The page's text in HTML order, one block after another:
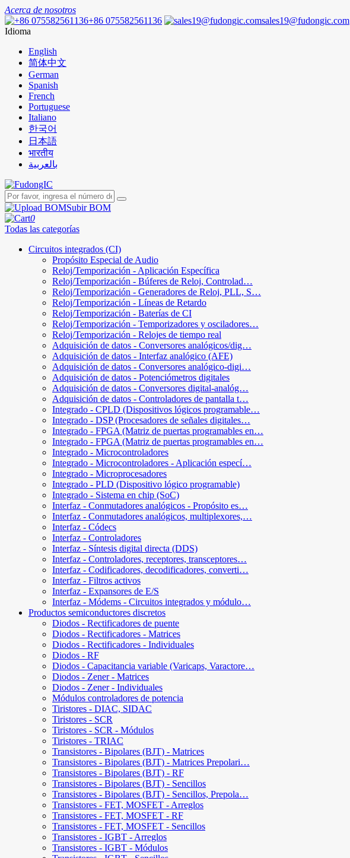
Acerca de nosotros
+86 075582561136
sales19@fudongic.com
Idioma
English
简体中文
German
Spanish
French
Portuguese
Italiano
한국어
日本語
भारतीय
بالعربية
Subir BOM
0
Todas las categorías
Circuitos integrados (CI)
Propósito Especial de Audio
Reloj/Temporización - Aplicación Específica
Reloj/Temporización - Búferes de Reloj, Controlad…
Reloj/Temporización - Generadores de Reloj, PLL, S…
Reloj/Temporización - Líneas de Retardo
Reloj/Temporización - Baterías de CI
Reloj/Temporización - Temporizadores y osciladores…
Reloj/Temporización - Relojes de tiempo real
Adquisición de datos - Conversores analógicos/dig…
Adquisición de datos - Interfaz analógico (AFE)
Adquisición de datos - Conversores analógico-digi…
Adquisición de datos - Potenciómetros digitales
Adquisición de datos - Conversores digital-analóg…
Adquisición de datos - Controladores de pantalla t…
Integrado - CPLD (Dispositivos lógicos programable…
Integrado - DSP (Procesadores de señales digitales…
Integrado - FPGA (Matriz de puertas programables en…
Integrado - FPGA (Matriz de puertas programables en…
Integrado - Microcontroladores
Integrado - Microcontroladores - Aplicación especí…
Integrado - Microprocesadores
Integrado - PLD (Dispositivo lógico programable)
Integrado - Sistema en chip (SoC)
Interfaz - Conmutadores analógicos - Propósito es…
Interfaz - Conmutadores analógicos, multiplexores,…
Interfaz - Códecs
Interfaz - Controladores
Interfaz - Síntesis digital directa (DDS)
Interfaz - Controladores, receptores, transceptores…
Interfaz - Codificadores, decodificadores, converti…
Interfaz - Filtros activos
Interfaz - Expansores de E/S
Interfaz - Módems - Circuitos integrados y módulo…
Productos semiconductores discretos
Diodos - Rectificadores de puente
Diodos - Rectificadores - Matrices
Diodos - Rectificadores - Individuales
Diodos - RF
Diodos - Capacitancia variable (Varicaps, Varactore…
Diodos - Zener - Matrices
Diodos - Zener - Individuales
Módulos controladores de potencia
Tiristores - DIAC, SIDAC
Tiristores - SCR
Tiristores - SCR - Módulos
Tiristores - TRIAC
Transistores - Bipolares (BJT) - Matrices
Transistores - Bipolares (BJT) - Matrices Prepolari…
Transistores - Bipolares (BJT) - RF
Transistores - Bipolares (BJT) - Sencillos
Transistores - Bipolares (BJT) - Sencillos, Prepola…
Transistores - FET, MOSFET - Arreglos
Transistores - FET, MOSFET - RF
Transistores - FET, MOSFET - Sencillos
Transistores - IGBT - Arreglos
Transistores - IGBT - Módulos